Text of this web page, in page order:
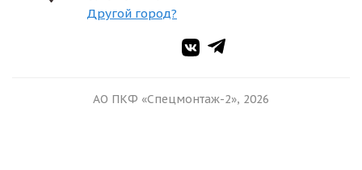
Другой город?
АО ПКФ «Спецмонтаж-2», 2026